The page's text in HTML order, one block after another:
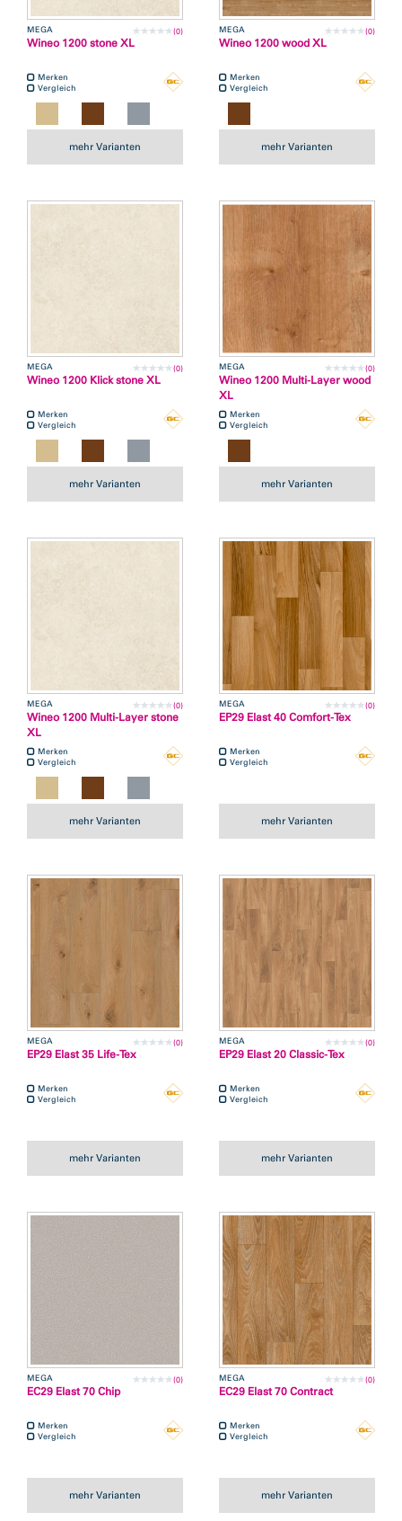
MEGA (0)
Wineo 1200 stone XL
Merken
Vergleich
mehr Varianten
MEGA (0)
Wineo 1200 wood XL
Merken
Vergleich
mehr Varianten
MEGA (0)
Wineo 1200 Klick stone XL
Merken
Vergleich
mehr Varianten
MEGA (0)
Wineo 1200 Multi-Layer wood
XL
Merken
Vergleich
mehr Varianten
MEGA (0)
Wineo 1200 Multi-Layer stone
XL
Merken
Vergleich
mehr Varianten
MEGA (0)
EP29 Elast 40 Comfort-Tex
Merken
Vergleich
mehr Varianten
MEGA (0)
EP29 Elast 35 Life-Tex
Merken
Vergleich
mehr Varianten
MEGA (0)
EP29 Elast 20 Classic-Tex
Merken
Vergleich
mehr Varianten
MEGA (0)
EC29 Elast 70 Chip
Merken
Vergleich
mehr Varianten
MEGA (0)
EC29 Elast 70 Contract
Merken
Vergleich
mehr Varianten